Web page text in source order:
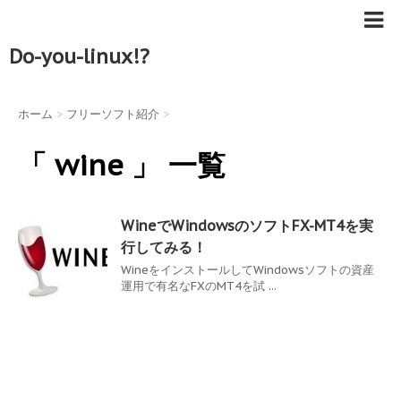
Do-you-linux!?
ホーム > フリーソフト紹介 >
「 wine 」 一覧
WineでWindowsのソフトFX-MT4を実
行してみる！
WineをインストールしてWindowsソフトの資産
運用で有名なFXのMT4を試 ...